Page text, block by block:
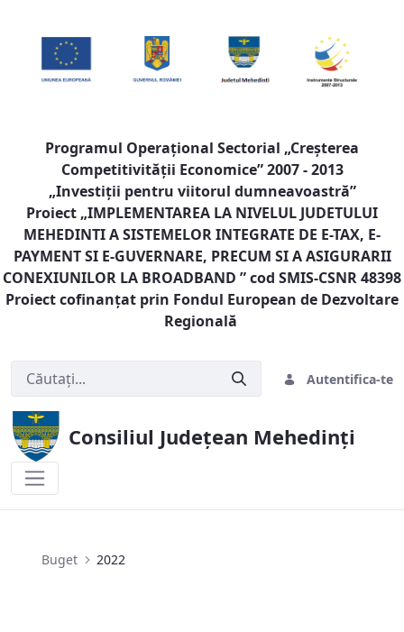
Programul Operaţional Sectorial „Creşterea
Competitivităţii Economice” 2007 - 2013
„Investiţii pentru viitorul dumneavoastră”
Proiect „IMPLEMENTAREA LA NIVELUL JUDETULUI
MEHEDINTI A SISTEMELOR INTEGRATE DE E-TAX, E-
PAYMENT SI E-GUVERNARE, PRECUM SI A ASIGURARII
CONEXIUNILOR LA BROADBAND ” cod SMIS-CSNR 48398
Proiect cofinanţat prin Fondul European de Dezvoltare
Regională
Autentifica-te
Consiliul Județean Mehedinți
Buget 2022